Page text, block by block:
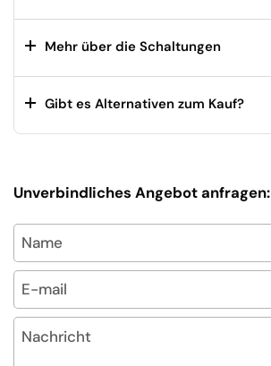
Mehr über die Schaltungen
Gibt es Alternativen zum Kauf?
Unverbindliches Angebot anfragen:
Name
E-mail *
Nachricht